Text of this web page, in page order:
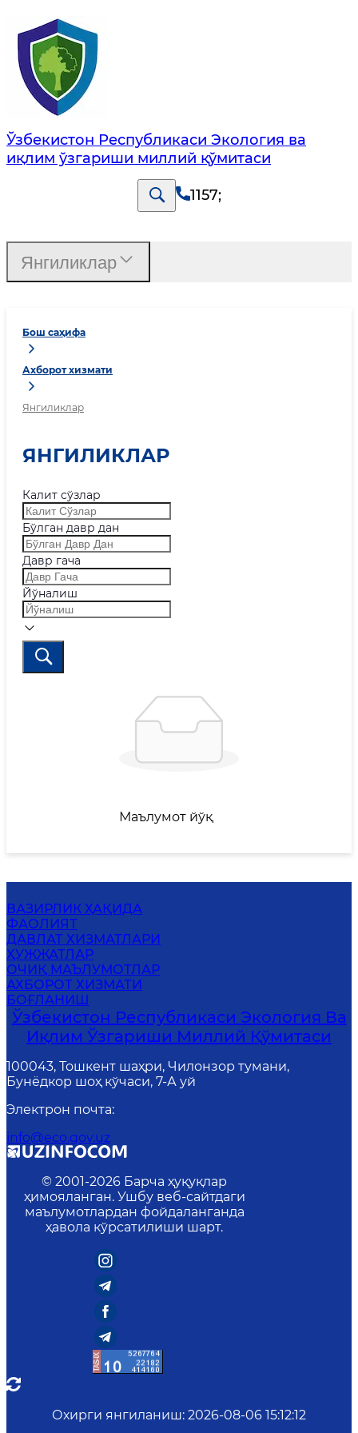
Ўзбекистон Республикаси Экология ва
иқлим ўзгариши миллий қўмитаси
1157;
Бош саҳифа
Ахборот хизмати
Янгиликлар
ЯНГИЛИКЛАР
Калит сўзлар
Бўлган давр дан
Давр гача
Йўналиш
Маълумот йўқ
Янгиликлар
ВАЗИРЛИК ҲАҚИДА
ФАОЛИЯТ
ДАВЛАТ ХИЗМАТЛАРИ
ҲУЖЖАТЛАР
ОЧИҚ МАЪЛУМОТЛАР
АХБОРОТ ХИЗМАТИ
БОҒЛАНИШ
Ўзбекистон Республикаси Экология Ва
Иқлим Ўзгариши Миллий Қўмитаси
100043, Тошкент шаҳри, Чилонзор тумани,
Бунёдкор шоҳ кўчаси, 7-А уй
Электрон почта:
info@eco.gov.uz
© 2001-2026 Барча ҳуқуқлар
ҳимояланган. Ушбу веб-сайтдаги
маълумотлардан фойдаланганда
ҳавола кўрсатилиши шарт.
Охирги янгиланиш: 2026-08-06 15:12:12